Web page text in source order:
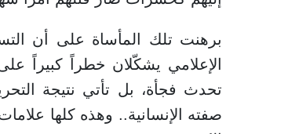
برهنت تلك المأساة على أن
الإعلامي يشكّلان خطراً كبيراً
تحدث فجأة، بل تأتي نتيجة
صفته الإنسانية.. وهذه كلها